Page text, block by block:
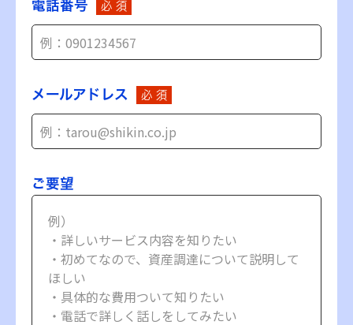
電話番号 必 須
メールアドレス 必 須
ご要望